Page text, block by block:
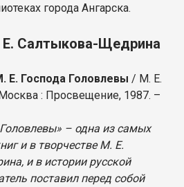
города Ангарска.
Салтыкова-Щедрина
Господа Головлевы / М. Е.
: Просвещение, 1987. –
– одна из самых
и в творчестве М. Е.
и в истории русской
поставил перед собой